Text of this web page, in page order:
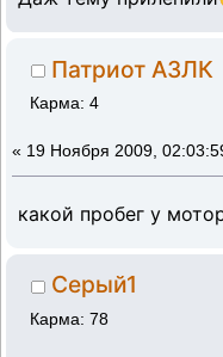
Патриот АЗЛК
Карма: 4
« 19 Ноября 2009,
какой пробег у
Серый1
Карма: 78